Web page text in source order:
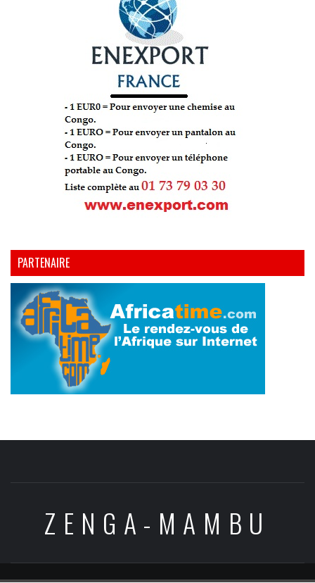
PARTENAIRE
ZENGA-MAMBU